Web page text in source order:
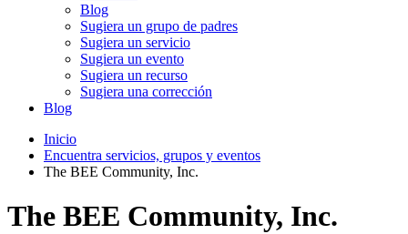
Blog
Sugiera un grupo de padres
Sugiera un servicio
Sugiera un evento
Sugiera un recurso
Sugiera una corrección
Blog
Inicio
Encuentra servicios, grupos y eventos
The BEE Community, Inc.
The BEE Community, Inc.